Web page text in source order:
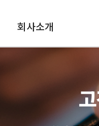
회사소개